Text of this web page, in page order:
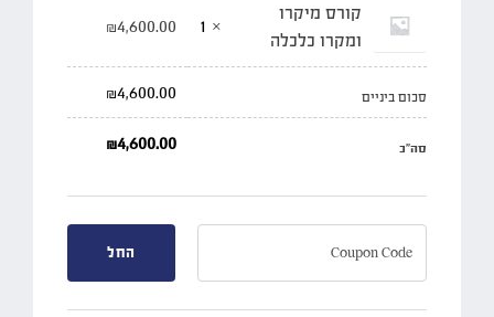
קורס מיקרו
ומקרו כלכלה
× 1
₪4,600.00
סכום ביניים ₪4,600.00
סה"כ ₪4,600.00
החל